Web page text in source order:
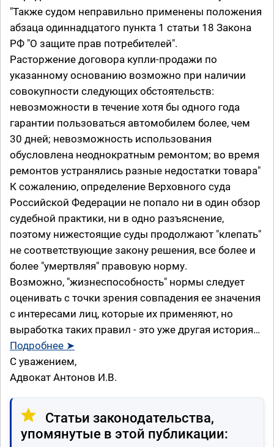
"Также судом неправильно применены положения
абзаца одиннадцатого пункта 1 статьи 18 Закона
РФ "О защите прав потребителей".
Расторжение договора купли-продажи по
указанному основанию возможно при наличии
совокупности следующих обстоятельств:
невозможности в течение хотя бы одного года
гарантии пользоваться автомобилем более, чем
30 дней; невозможность использования
обусловлена неоднократным ремонтом; во время
ремонтов устранялись разные недостатки товара"
К сожалению, определение Верховного суда
Российской Федерации не попало ни в один обзор
судебной практики, ни в одно разъяснение,
поэтому нижестоящие суды продолжают "клепать"
не соответствующие закону решения, все более и
более "умертвляя" правовую норму.
Возможно, "жизнеспособность" нормы следует
оценивать с точки зрения совпадения ее значения
с интересами лиц, которые их применяют, но
выработка таких правил - это уже другая история…
Подробнее ➤
С уважением,
Адвокат Антонов И.В.
Статьи законодательства,
упомянутые в этой публикации: